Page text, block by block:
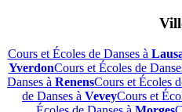
Cours et Écoles de Danses à
YverdonCours et Écoles de
Danses à RenensCours et Écoles
de Danses à VeveyCours et